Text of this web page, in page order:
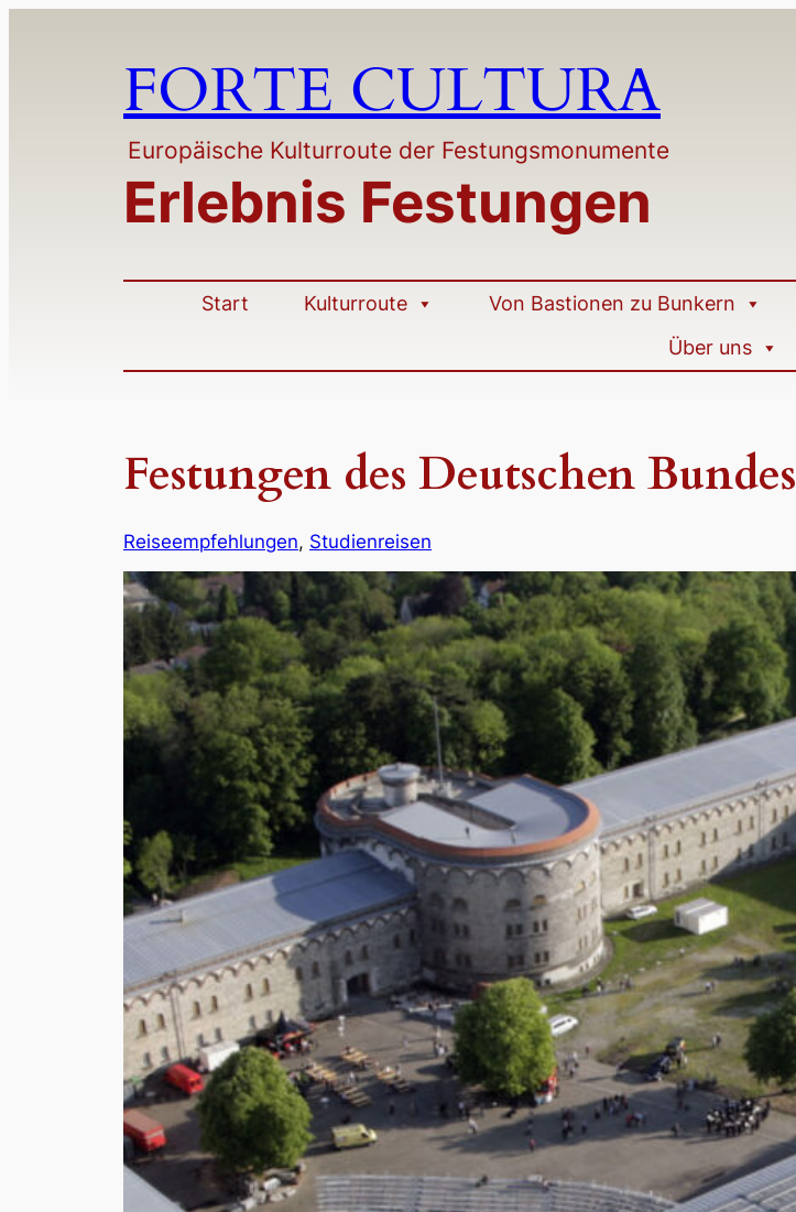
FORTE CULTURA
Europäische Kulturroute der Festungsmonumente
Erlebnis Festungen
Start Kulturroute Von Bastionen zu Bunkern
Über uns
Festungen des Deutschen Bundes
Reiseempfehlungen, Studienreisen